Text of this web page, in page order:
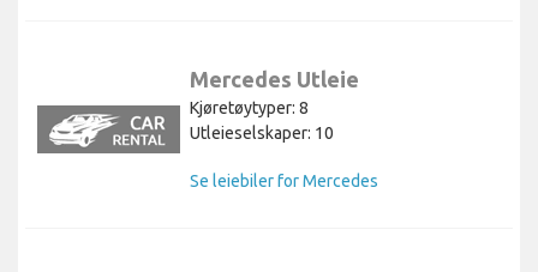
Mercedes Utleie
Kjøretøytyper: 8
Utleieselskaper: 10
Se leiebiler for Mercedes